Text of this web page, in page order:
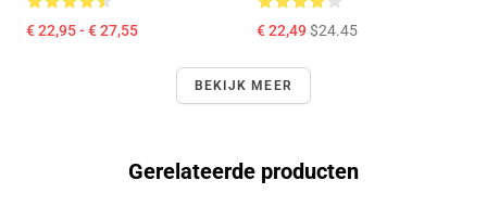
€ 22,95 - € 27,55 € 22,49$24.45
BEKIJK MEER
Gerelateerde producten